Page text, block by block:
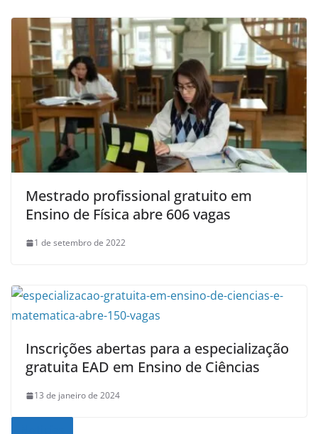
Mestrado profissional gratuito em
Ensino de Física abre 606 vagas
1 de setembro de 2022
Inscrições abertas para a especialização
gratuita EAD em Ensino de Ciências
13 de janeiro de 2024